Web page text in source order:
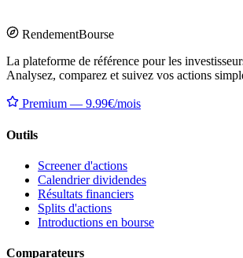
RendementBourse
La plateforme de référence pour les
Analysez, comparez et suivez vos actions
Premium — 9.99€/mois
Outils
Screener d'actions
Calendrier dividendes
Résultats financiers
Splits d'actions
Introductions en bourse
Comparateurs